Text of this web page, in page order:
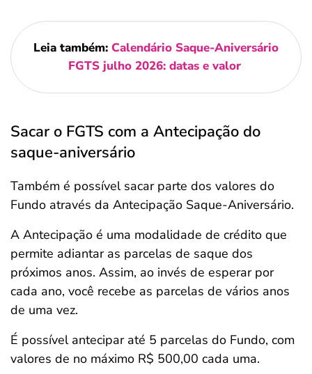
Leia também: Calendário Saque-Aniversário
FGTS julho 2026: datas e valor
Sacar o FGTS com a Antecipação do
saque-aniversário
Também é possível sacar parte dos valores do
Fundo através da Antecipação Saque-Aniversário.
A Antecipação é uma modalidade de crédito que
permite adiantar as parcelas de saque dos
próximos anos. Assim, ao invés de esperar por
cada ano, você recebe as parcelas de vários anos
de uma vez.
É possível antecipar até 5 parcelas do Fundo, com
valores de no máximo R$ 500,00 cada uma.